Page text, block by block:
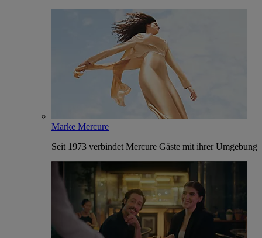
Marke Mercure
Seit 1973 verbindet Mercure Gäste mit ihrer Umgebung